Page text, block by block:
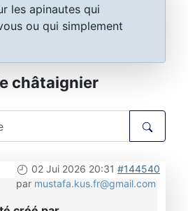
les apinautes qui
ou qui simplement
châtaignier
02 Jui 2026 20:31 #144540
par mustafa.kus.fr@gmail.com